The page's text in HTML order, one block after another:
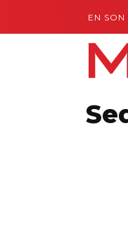
EN SON